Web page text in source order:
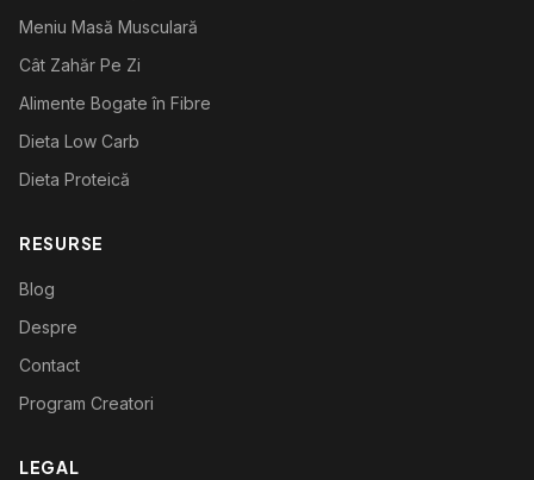
Meniu Masă Musculară
Cât Zahăr Pe Zi
Alimente Bogate în Fibre
Dieta Low Carb
Dieta Proteică
RESURSE
Blog
Despre
Contact
Program Creatori
LEGAL